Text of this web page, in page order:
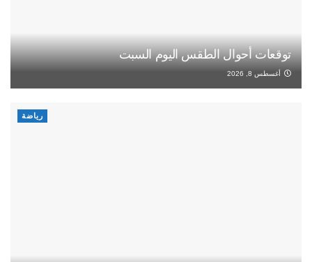
توقعات أحوال الطقس اليوم السبت
أغسطس 8, 2026
رياضة